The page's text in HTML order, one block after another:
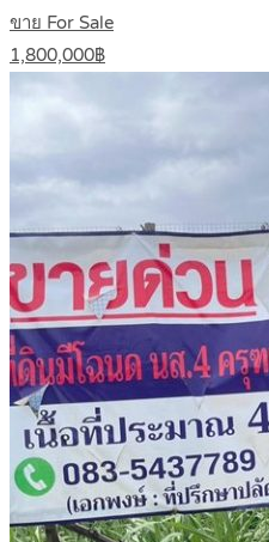
ขาย For Sale
1,800,000฿